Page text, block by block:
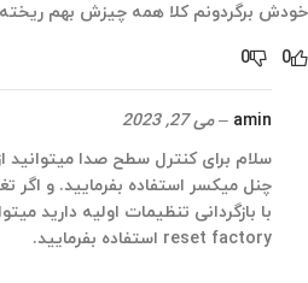
خودش برگردونم کلا همه چیزش بهم ریخته
0
0
amin
– می 27, 2023
چنل میکسر استفاده بفرمایید. و اگر
با بازگردانی تنظیمات اولیه دارید
reset factory استفاده بفرمایید.